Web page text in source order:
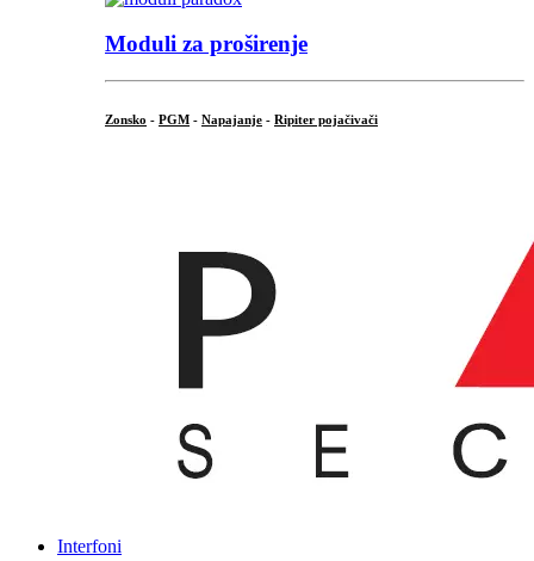
Moduli za proširenje
Zonsko - PGM - Napajanje - Ripiter pojačivači
Interfoni